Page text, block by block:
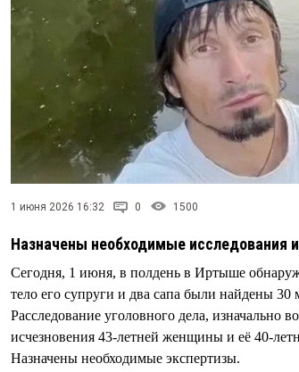
1 июня 2026 16:32 0 1500
Назначены необходимые исследования
Сегодня, 1 июня, в полдень в Иртыше
тело его супруги и два сапа были найдены 30
Расследование уголовного дела, изначально
исчезновения 43-летней женщины и её 40-
Назначены необходимые экспертизы.